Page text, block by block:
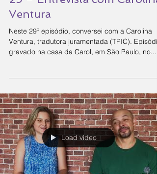
Ventura
Neste 29º episódio, conversei com a Carolina
Ventura, tradutora juramentada (TPIC). Episódio
gravado na casa da Carol, em São Paulo, no...
Load video